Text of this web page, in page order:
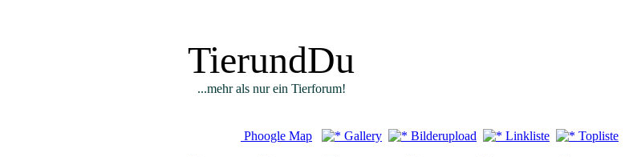
TierundDu
...mehr als nur ein Tierforum!
Phoogle Map Gallery Bilderupload Linkliste Topliste